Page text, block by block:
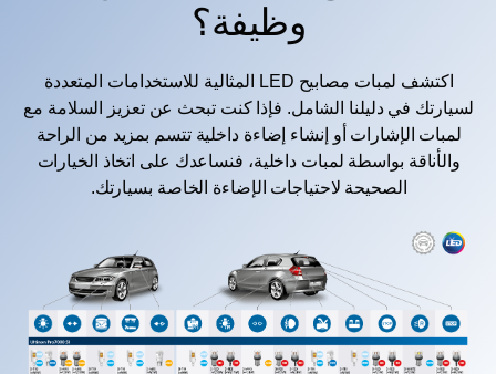
وظيفة؟
اكتشف لمبات مصابيح LED المثالية للاستخدامات المتعددة
لسيارتك في دليلنا الشامل. فإذا كنت تبحث عن تعزيز السلامة مع
لمبات الإشارات أو إنشاء إضاءة داخلية تتسم بمزيد من الراحة
والأناقة بواسطة لمبات داخلية، فنساعدك على اتخاذ الخيارات
الصحيحة لاحتياجات الإضاءة الخاصة بسيارتك.